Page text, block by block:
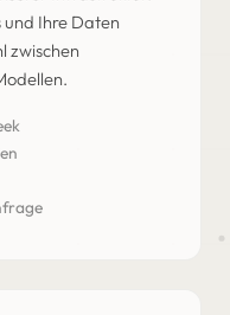
Ihre Daten
zwischen